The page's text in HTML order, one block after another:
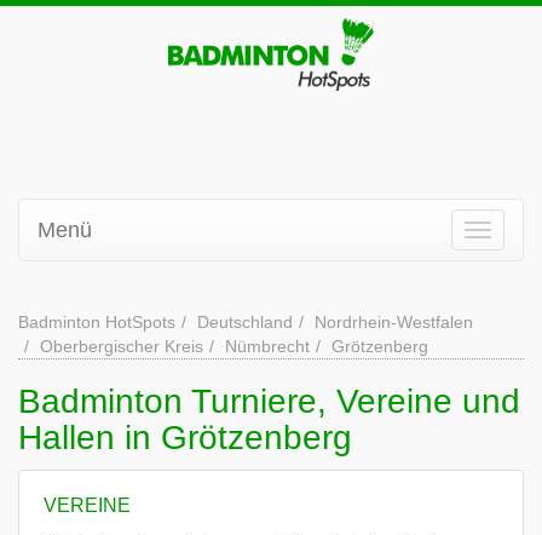
Menü
Badminton HotSpots Deutschland
Nordrhein-Westfalen
Oberbergischer Kreis
Nümbrecht Grötzenberg
Badminton Turniere, Vereine und
Hallen in Grötzenberg
VEREINE